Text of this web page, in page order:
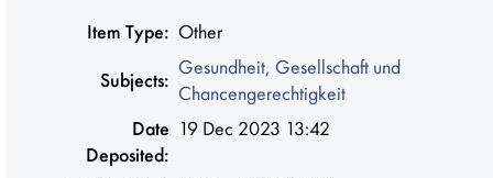
Item Type: Other
Subjects:
Gesundheit, Gesellschaft und
Chancengerechtigkeit
Date
Deposited:
19 Dec 2023 13:42